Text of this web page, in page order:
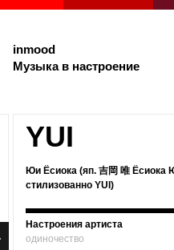
inmood
Музыка в настроение
YUI
Юи Ёсиока (яп. 吉岡 唯 Ёсиока
стилизованно YUI)
Настроения артиста
одиночество